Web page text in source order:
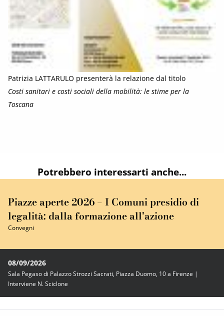
Patrizia LATTARULO presenterà la relazione dal titolo
Costi sanitari e costi sociali della mobilità: le stime per la
Toscana
Potrebbero interessarti anche...
Piazze aperte 2026 – I Comuni presidio di
legalità: dalla formazione all’azione
Convegni
08/09/2026
Sala Pegaso di Palazzo Strozzi Sacrati, Piazza Duomo, 10 a Firenze |
Interviene N. Sciclone